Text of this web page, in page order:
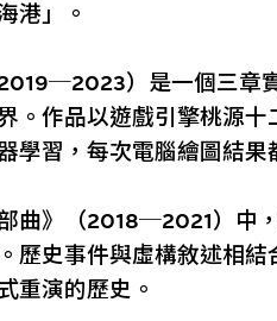
港」。
）是一個三章
。作品以遊戲引擎桃源十
學習，每次電腦繪圖結果
曲》（2018─2021）中
歷史事件與虛構敘述相結
重演的歷史。